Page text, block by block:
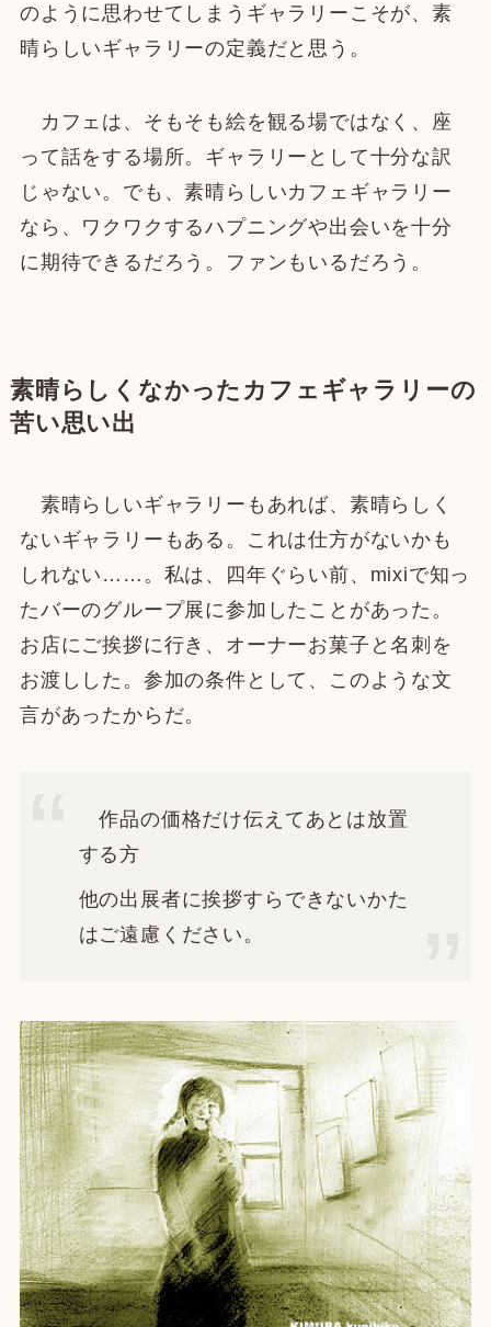
のように思わせてしまうギャラリーこそが、素
晴らしいギャラリーの定義だと思う。
カフェは、そもそも絵を観る場ではなく、座
って話をする場所。ギャラリーとして十分な訳
じゃない。でも、素晴らしいカフェギャラリー
なら、ワクワクするハプニングや出会いを十分
に期待できるだろう。ファンもいるだろう。
素晴らしくなかったカフェギャラリーの
苦い思い出
素晴らしいギャラリーもあれば、素晴らしく
ないギャラリーもある。これは仕方がないかも
しれない……。私は、四年ぐらい前、mixiで知っ
たバーのグループ展に参加したことがあった。
お店にご挨拶に行き、オーナーお菓子と名刺を
お渡しした。参加の条件として、このような文
言があったからだ。
作品の価格だけ伝えてあとは放置
する方
他の出展者に挨拶すらできないかた
はご遠慮ください。